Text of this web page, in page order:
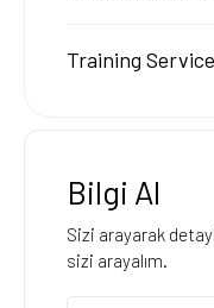
Training
Bilgi Al
Sizi arayarak
sizi arayalım.